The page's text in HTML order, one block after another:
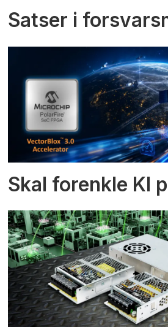
Satser i
Skal forenkle KI